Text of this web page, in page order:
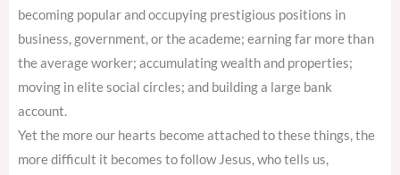
becoming popular and occupying prestigious positions in
business, government, or the academe; earning far more than
the average worker; accumulating wealth and properties;
moving in elite social circles; and building a large bank
account.
Yet the more our hearts become attached to these things, the
more difficult it becomes to follow Jesus, who tells us,